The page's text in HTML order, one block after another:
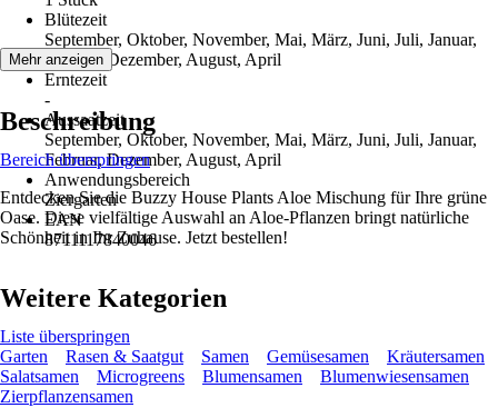
Blütezeit
September, Oktober, November, Mai, März, Juni, Juli, Januar,
Februar, Dezember, August, April
Erntezeit
-
Aussaatzeit
September, Oktober, November, Mai, März, Juni, Juli, Januar,
Februar, Dezember, August, April
Anwendungsbereich
Ziergarten
EAN
8711117840046
Mehr anzeigen
Beschreibung
Bereich überspringen
Entdecken Sie die Buzzy House Plants Aloe Mischung für Ihre grüne
Oase. Diese vielfältige Auswahl an Aloe-Pflanzen bringt natürliche
Schönheit in Ihr Zuhause. Jetzt bestellen!
Weitere Kategorien
Liste überspringen
Garten
Rasen & Saatgut Samen Gemüsesamen
Kräutersamen
Salatsamen
Microgreens Blumensamen
Blumenwiesensamen
Zierpflanzensamen